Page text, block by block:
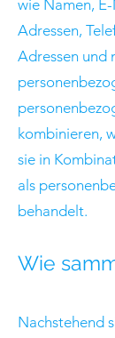
wie Namen,
Adressen,
Adressen und
kombinieren,
sie in
als
behandelt.
Wie
Nachstehend